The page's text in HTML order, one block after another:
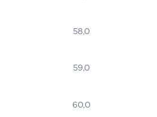
58,0
59,0
60,0